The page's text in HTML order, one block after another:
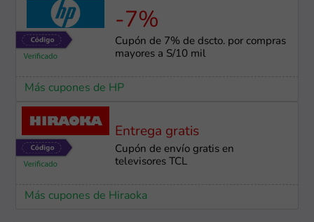
-7%
Cupón de 7% de dscto. por compras
mayores a S/10 mil
Más cupones de HP
Entrega gratis
Cupón de envío gratis en
televisores TCL
Más cupones de Hiraoka